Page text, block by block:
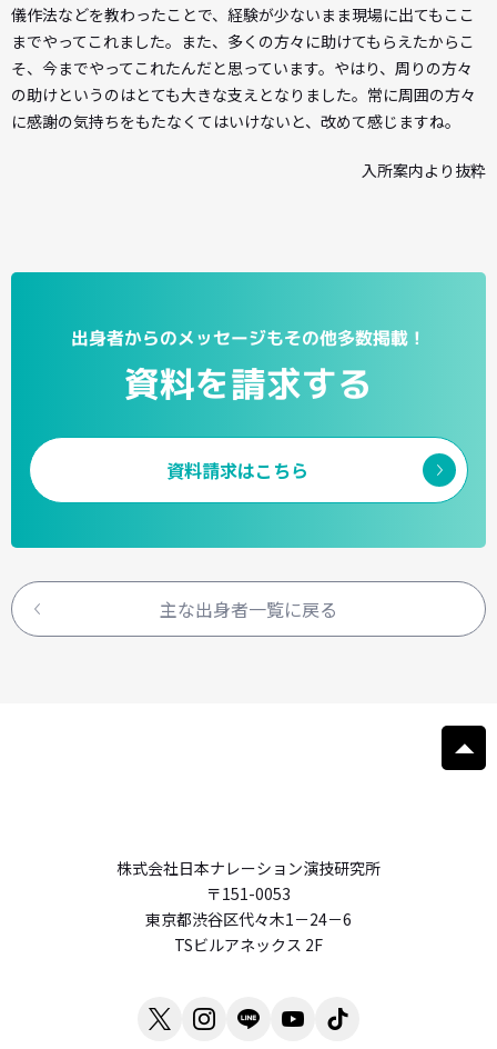
儀作法などを教わったことで、経験が少ないまま現場に出てもここ
までやってこれました。また、多くの方々に助けてもらえたからこ
そ、今までやってこれたんだと思っています。やはり、周りの方々
の助けというのはとても大きな支えとなりました。常に周囲の方々
に感謝の気持ちをもたなくてはいけないと、改めて感じますね。
入所案内より抜粋
出身者からのメッセージもその他多数掲載！
資料を請求する
資料請求はこちら
主な出身者一覧に戻る
株式会社日本ナレーション演技研究所
〒151-0053
東京都渋谷区代々木1－24－6
TSビルアネックス 2F